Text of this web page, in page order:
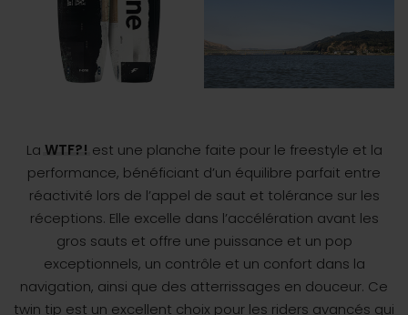
La WTF?! est une planche faite pour le freestyle et la
performance, bénéficiant d’un équilibre parfait entre
réactivité lors de l’appel de saut et tolérance sur les
réceptions. Elle excelle dans l’accélération avant les
gros sauts et offre une puissance et un pop
exceptionnels, un contrôle et un confort dans la
navigation, ainsi que des atterrissages en douceur. Ce
twin tip est un excellent choix pour les riders avancés qui